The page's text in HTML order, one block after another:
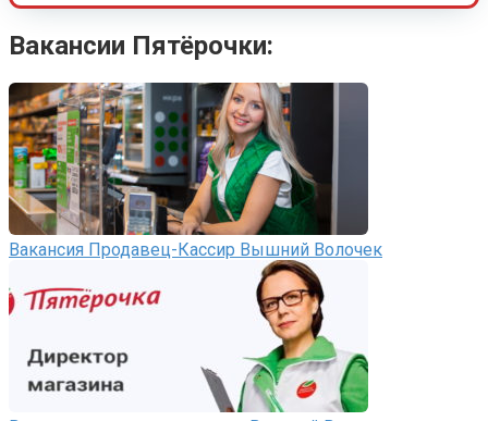
Вакансии Пятёрочки:
Вакансия Продавец-Кассир Вышний Волочек